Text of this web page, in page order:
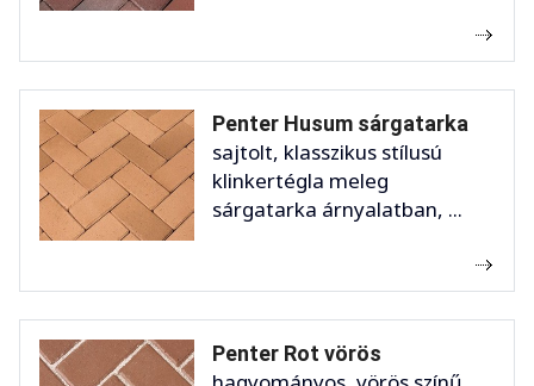
Penter Husum sárgatarka
sajtolt, klasszikus stílusú
klinkertégla meleg
sárgatarka árnyalatban, ...
Penter Rot vörös